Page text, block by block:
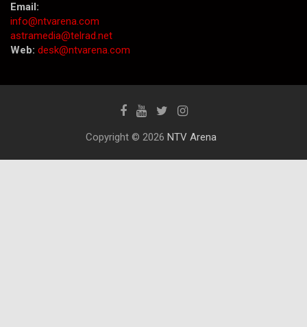
Email:
info@ntvarena.com
astramedia@telrad.net
Web: desk@ntvarena.com
Copyright © 2026 NTV Arena